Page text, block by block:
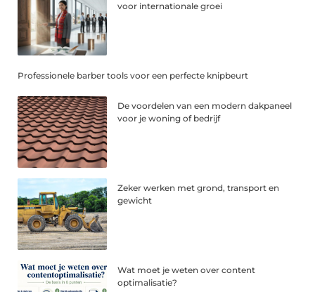
voor internationale groei
Professionele barber tools voor een perfecte knipbeurt
De voordelen van een modern dakpaneel
voor je woning of bedrijf
Zeker werken met grond, transport en
gewicht
Wat moet je weten over content
optimalisatie?